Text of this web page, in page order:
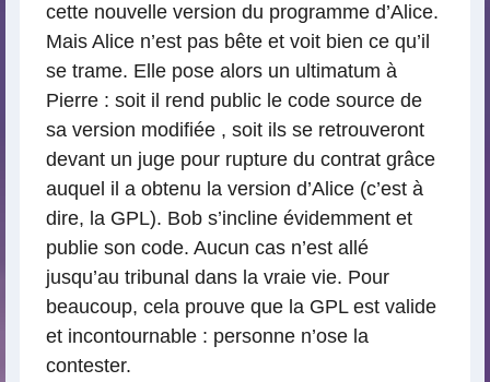
cette nouvelle version du programme d’Alice.
Mais Alice n’est pas bête et voit bien ce qu’il
se trame. Elle pose alors un ultimatum à
Pierre : soit il rend public le code source de
sa version modifiée , soit ils se retrouveront
devant un juge pour rupture du contrat grâce
auquel il a obtenu la version d’Alice (c’est à
dire, la GPL). Bob s’incline évidemment et
publie son code. Aucun cas n’est allé
jusqu’au tribunal dans la vraie vie. Pour
beaucoup, cela prouve que la GPL est valide
et incontournable : personne n’ose la
contester.